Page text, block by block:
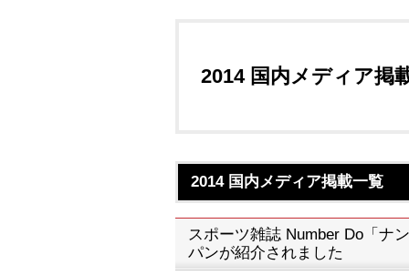
2014 国内メディア掲
2014 国内メディア掲載一覧
スポーツ雑誌 Number Do「ナ
パンが紹介されました